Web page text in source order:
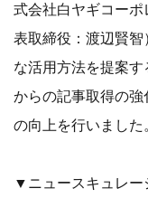
式会社白ヤギコー
表取締役：渡辺賢
な活用方法を提案す
からの記事取得の強
の向上を行いました
▼ニュースキュレー